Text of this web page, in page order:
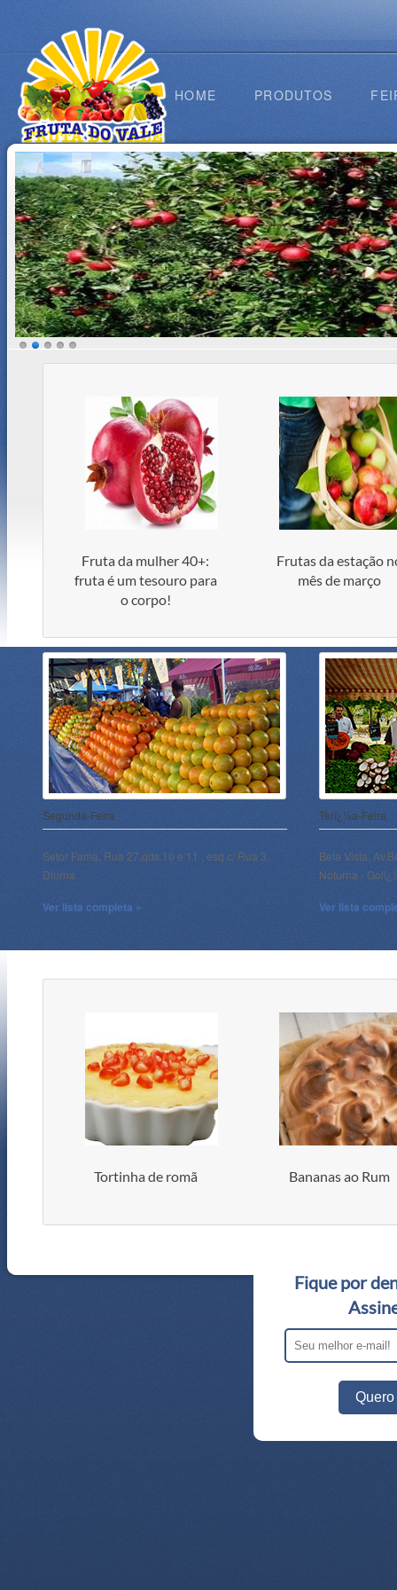
HOME PRODUTOS
Fruta da mulher 40+:
fruta é um tesouro para
o corpo!
Frutas da estação
mês de março
Segunda-Feira
Setor Fama, Rua 27,qds.10 e 11 , esq.c/ Rua 3,
Diurna
Ver lista completa »
Terï¿½a-Feira
Bela Vista,
Noturna -
Ver lista
Tortinha de romã Bananas ao Rum
Fique por